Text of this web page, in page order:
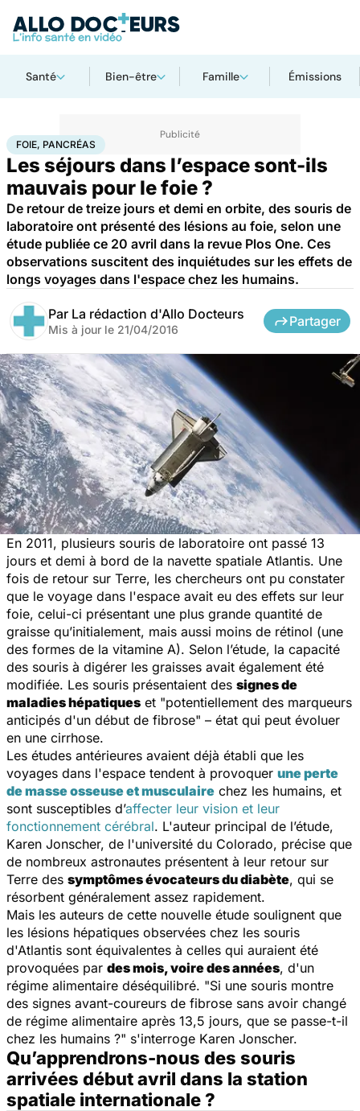
Santé Bien-être Famille Émissions
AccueilSantéMaladies Foie, pancréas
FOIE, PANCRÉAS
Les séjours dans l’espace sont-ils
mauvais pour le foie ?
De retour de treize jours et demi en orbite, des souris de
laboratoire ont présenté des lésions au foie, selon une
étude publiée ce 20 avril dans la revue Plos One. Ces
observations suscitent des inquiétudes sur les effets de
longs voyages dans l'espace chez les humains.
Par La rédaction d'Allo Docteurs
Mis à jour le 21/04/2016
Partager
En 2011, plusieurs souris de laboratoire ont passé 13
jours et demi à bord de la navette spatiale Atlantis. Une
fois de retour sur Terre, les chercheurs ont pu constater
que le voyage dans l'espace avait eu des effets sur leur
foie, celui-ci présentant une plus grande quantité de
graisse qu’initialement, mais aussi moins de rétinol (une
des formes de la vitamine A). Selon l’étude, la capacité
des souris à digérer les graisses avait également été
modifiée. Les souris présentaient des signes de
maladies hépatiques et "potentiellement des marqueurs
anticipés d'un début de fibrose" – état qui peut évoluer
en une cirrhose.
Les études antérieures avaient déjà établi que les
voyages dans l'espace tendent à provoquer une perte
de masse osseuse et musculaire chez les humains, et
sont susceptibles d’affecter leur vision et leur
fonctionnement cérébral. L'auteur principal de l’étude,
Karen Jonscher, de l'université du Colorado, précise que
de nombreux astronautes présentent à leur retour sur
Terre des symptômes évocateurs du diabète, qui se
résorbent généralement assez rapidement.
Mais les auteurs de cette nouvelle étude soulignent que
les lésions hépatiques observées chez les souris
d'Atlantis sont équivalentes à celles qui auraient été
provoquées par des mois, voire des années, d'un
régime alimentaire déséquilibré. "Si une souris montre
des signes avant-coureurs de fibrose sans avoir changé
de régime alimentaire après 13,5 jours, que se passe-t-il
chez les humains ?" s'interroge Karen Jonscher.
Qu’apprendrons-nous des souris
arrivées début avril dans la station
spatiale internationale ?